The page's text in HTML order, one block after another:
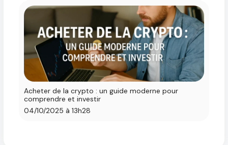
Acheter de la crypto : un guide moderne pour
comprendre et investir
04/10/2025 à 13h28